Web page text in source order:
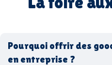
Pourquoi offrir des
en entreprise ?